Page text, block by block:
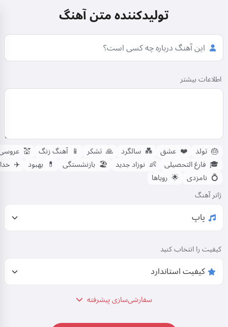
تولیدکننده متن آهنگ
اطلاعات بیشتر
🎂 تولد ❤️ عشق 💑 سالگرد 🙏 تشکر 📱 آهنگ زنگ 💒
🎓 فارغ التحصیلی 👶 نوزاد جدید 🏖️ بازنشستگی 💊 بهبود ✈️
💍 نامزدی 🌟 رویاها
ژانر آهنگ
کیفیت را انتخاب کنید
سفارشی‌سازی پیشرفته